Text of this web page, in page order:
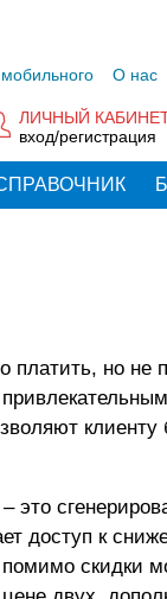
О нас
ЛИЧНЫЙ
вход/регистрация
платить, но
клиенту
доступ к
скидки